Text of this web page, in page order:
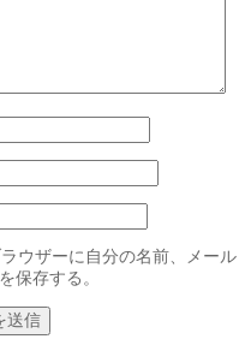
ウザーに自分の名前、メール
保存する。